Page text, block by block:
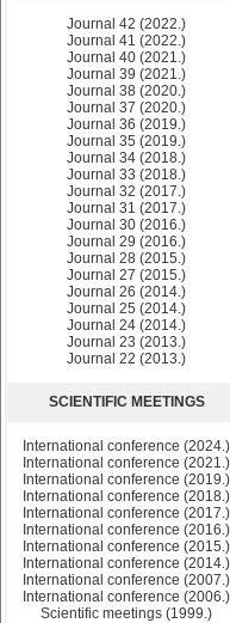
Journal 42 (2022.)
Journal 41 (2022.)
Journal 40 (2021.)
Journal 39 (2021.)
Journal 38 (2020.)
Journal 37 (2020.)
Journal 36 (2019.)
Journal 35 (2019.)
Journal 34 (2018.)
Journal 33 (2018.)
Journal 32 (2017.)
Journal 31 (2017.)
Journal 30 (2016.)
Journal 29 (2016.)
Journal 28 (2015.)
Journal 27 (2015.)
Journal 26 (2014.)
Journal 25 (2014.)
Journal 24 (2014.)
Journal 23 (2013.)
Journal 22 (2013.)
SCIENTIFIC MEETINGS
International conference (2024.)
International conference (2021.)
International conference (2019.)
International conference (2018.)
International conference (2017.)
International conference (2016.)
International conference (2015.)
International conference (2014.)
International conference (2007.)
International conference (2006.)
Scientific meetings (1999.)